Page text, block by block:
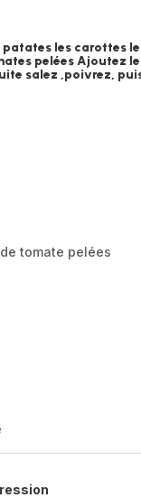
patates les carottes
pelées Ajoutez
salez ,poivrez,
tomate pelées